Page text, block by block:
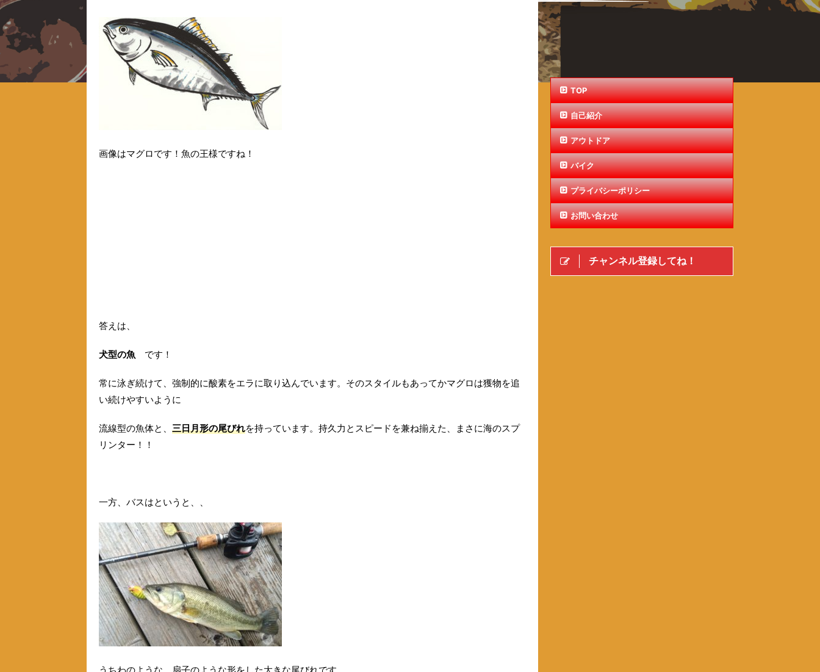
画像はマグロです！魚の王様ですね！
答えは、
犬型の魚 です！
常に泳ぎ続けて、強制的に酸素をエラに取り込んでいます。そのスタイルもあってかマグロは獲物を追
い続けやすいように
流線型の魚体と、 三日月形の尾びれを持っています。持久力とスピードを兼ね揃えた、まさに海のスプ
リンター！！
一方、バスはというと、、
TOP
自己紹介
アウトドア
バイク
プライバシーポリシー
お問い合わせ
チャンネル登録してね！